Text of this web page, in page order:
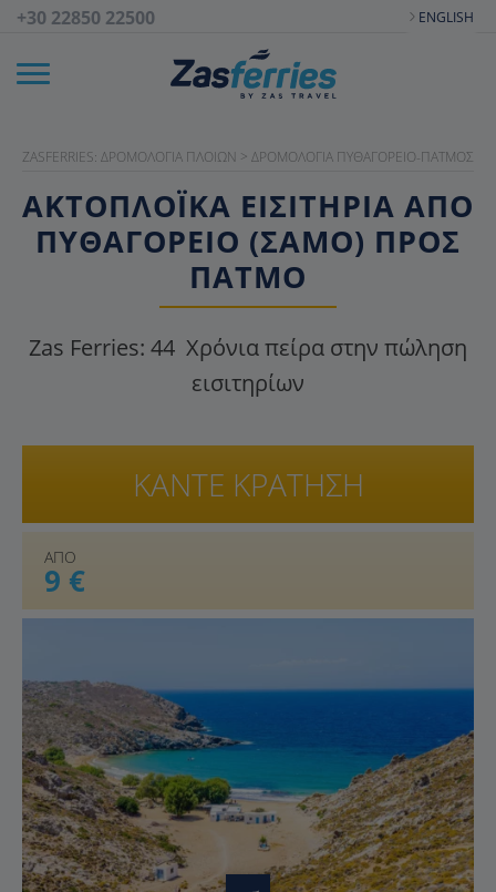
+30 22850 22500 ENGLISH
ZASFERRIES: ΔΡΟΜΟΛΌΓΙΑ ΠΛΟΊΩΝ > ΔΡΟΜΟΛΌΓΙΑ ΠΥΘΑΓΌΡΕΙΟ-ΠΆΤΜΟΣ
ΑΚΤΟΠΛΟΪΚΑ ΕΙΣΙΤΉΡΙΑ ΑΠΌ
ΠΥΘΑΓΌΡΕΙΟ (ΣΆΜΟ) ΠΡΟΣ
ΠΆΤΜΟ
Zas Ferries: 44 Χρόνια πείρα στην πώληση
εισιτηρίων
ΑΠΟ
9 €
ΚΑΝΤΕ ΚΡΑΤΗΣΗ